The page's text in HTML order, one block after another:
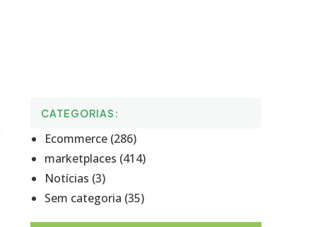
CATEGORIAS:
Ecommerce (286)
marketplaces (414)
Notícias (3)
Sem categoria (35)